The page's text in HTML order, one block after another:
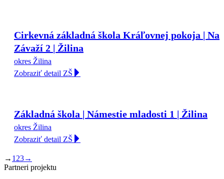
Cirkevná základná škola Kráľovnej pokoja | Na
Závaží 2 | Žilina
okres Žilina
Zobraziť detail ZŠ
Základná škola | Námestie mladosti 1 | Žilina
okres Žilina
Zobraziť detail ZŠ
→ 1 23→
Partneri projektu